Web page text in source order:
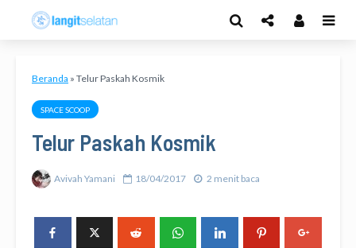
Beranda » Telur Paskah Kosmik
SPACE SCOOP
Telur Paskah Kosmik
Avivah Yamani 18/04/2017 2 menit baca